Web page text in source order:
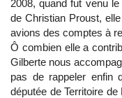
2008, quand fut venu
de Christian Proust,
avions des comptes à
Ô combien elle a
Gilberte nous
pas de rappeler enfin
députée de Territoire